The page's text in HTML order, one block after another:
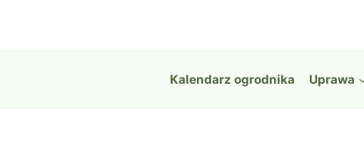
treści
Kalendarz ogrodnika Uprawa